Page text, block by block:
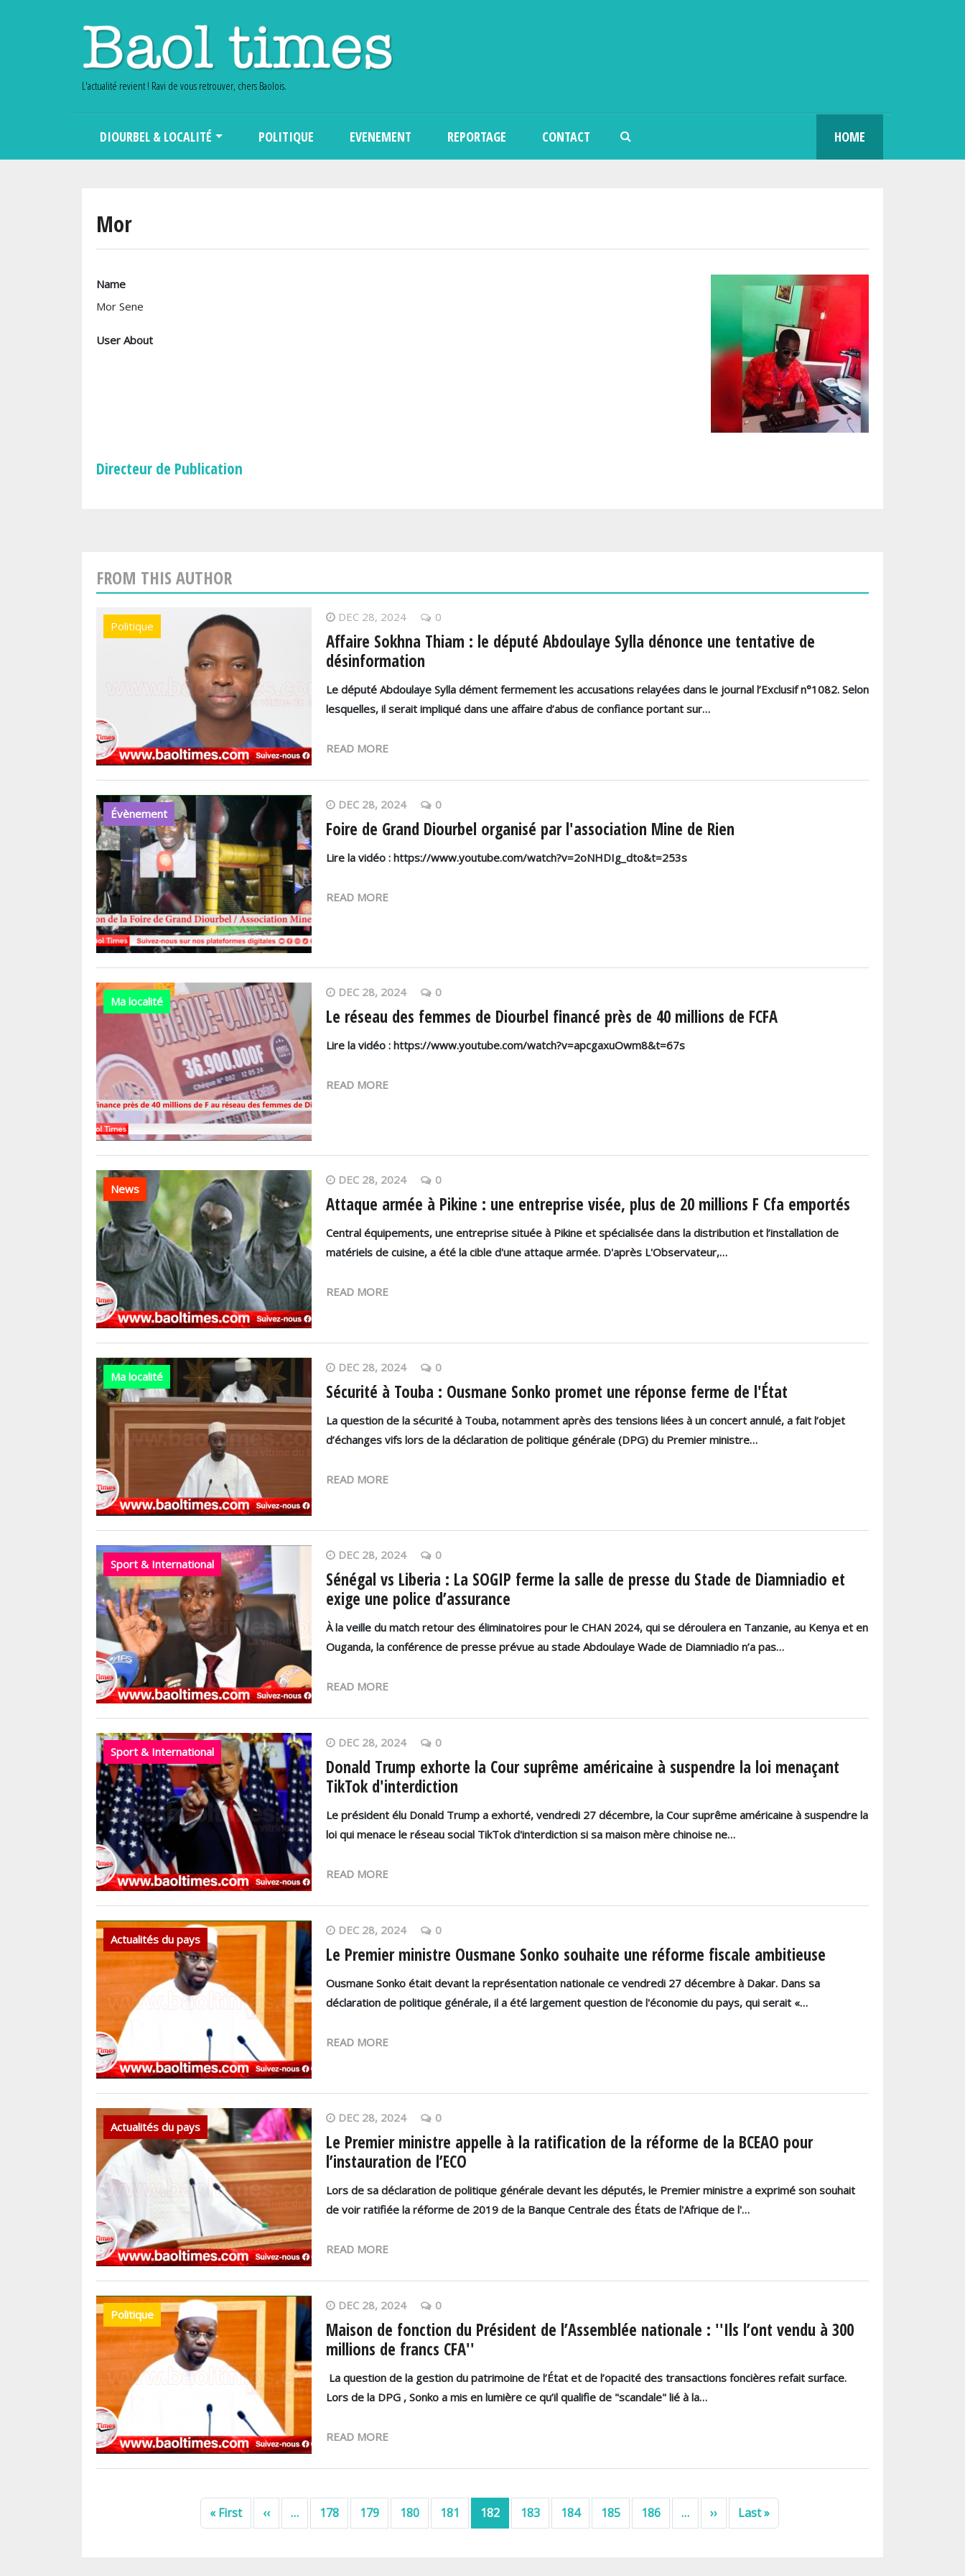
L'actualité revient ! Ravi de vous retrouver, chers Baolois.
DIOURBEL & LOCALITÉ POLITIQUE EVENEMENT REPORTAGE CONTACT HOME
Mor
Name
Mor Sene
User About
Directeur de Publication
FROM THIS AUTHOR
Politique
DEC 28, 2024 0
Affaire Sokhna Thiam : le député Abdoulaye Sylla dénonce une tentative de
désinformation
Le député Abdoulaye Sylla dément fermement les accusations relayées dans le journal l’Exclusif n°1082. Selon
lesquelles, il serait impliqué dans une affaire d’abus de confiance portant sur…
READ MORE
Évènement
DEC 28, 2024 0
Foire de Grand Diourbel organisé par l'association Mine de Rien
Lire la vidéo : https://www.youtube.com/watch?v=2oNHDIg_dto&t=253s
READ MORE
Ma localité
DEC 28, 2024 0
Le réseau des femmes de Diourbel financé près de 40 millions de FCFA
Lire la vidéo : https://www.youtube.com/watch?v=apcgaxuOwm8&t=67s
READ MORE
News
DEC 28, 2024 0
Attaque armée à Pikine : une entreprise visée, plus de 20 millions F Cfa emportés
Central équipements, une entreprise située à Pikine et spécialisée dans la distribution et l’installation de
matériels de cuisine, a été la cible d'une attaque armée. D'après L'Observateur,…
READ MORE
Ma localité
DEC 28, 2024 0
Sécurité à Touba : Ousmane Sonko promet une réponse ferme de l'État
La question de la sécurité à Touba, notamment après des tensions liées à un concert annulé, a fait l’objet
d’échanges vifs lors de la déclaration de politique générale (DPG) du Premier ministre…
READ MORE
Sport & International
DEC 28, 2024 0
Sénégal vs Liberia : La SOGIP ferme la salle de presse du Stade de Diamniadio et
exige une police d’assurance
À la veille du match retour des éliminatoires pour le CHAN 2024, qui se déroulera en Tanzanie, au Kenya et en
Ouganda, la conférence de presse prévue au stade Abdoulaye Wade de Diamniadio n’a pas…
READ MORE
Sport & International
DEC 28, 2024 0
Donald Trump exhorte la Cour suprême américaine à suspendre la loi menaçant
TikTok d'interdiction
Le président élu Donald Trump a exhorté, vendredi 27 décembre, la Cour suprême américaine à suspendre la
loi qui menace le réseau social TikTok d'interdiction si sa maison mère chinoise ne…
READ MORE
Actualités du pays
DEC 28, 2024 0
Le Premier ministre Ousmane Sonko souhaite une réforme fiscale ambitieuse
Ousmane Sonko était devant la représentation nationale ce vendredi 27 décembre à Dakar. Dans sa
déclaration de politique générale, il a été largement question de l'économie du pays, qui serait «…
READ MORE
Actualités du pays
DEC 28, 2024 0
Le Premier ministre appelle à la ratification de la réforme de la BCEAO pour
l’instauration de l’ECO
Lors de sa déclaration de politique générale devant les députés, le Premier ministre a exprimé son souhait
de voir ratifiée la réforme de 2019 de la Banque Centrale des États de l'Afrique de l'…
READ MORE
Politique
DEC 28, 2024 0
Maison de fonction du Président de l’Assemblée nationale : ''Ils l’ont vendu à 300
millions de francs CFA''
La question de la gestion du patrimoine de l’État et de l’opacité des transactions foncières refait surface.
Lors de la DPG , Sonko a mis en lumière ce qu’il qualifie de "scandale" lié à la…
READ MORE
« FirstFirst page
‹‹Previous page
… 178 179 180 181 182 183 184 185 186 … ››Next page
Last »Last page